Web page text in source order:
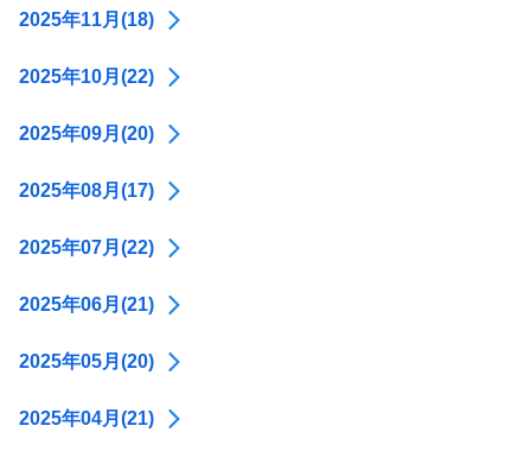
2025年11月(18)
2025年10月(22)
2025年09月(20)
2025年08月(17)
2025年07月(22)
2025年06月(21)
2025年05月(20)
2025年04月(21)